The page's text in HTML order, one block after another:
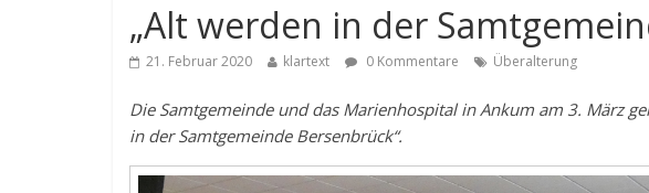
„Alt werden in der
21. Februar 2020 klartext 0 Kommentare Überalterung
Die Samtgemeinde und das Marienhospital in Ankum am 3. März
in der Samtgemeinde Bersenbrück“.